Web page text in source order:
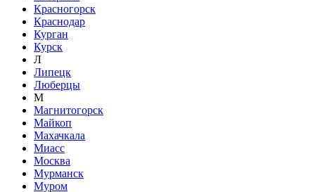
Красногорск
Краснодар
Курган
Курск
Л
Липецк
Люберцы
М
Магнитогорск
Майкоп
Махачкала
Миасс
Москва
Мурманск
Муром